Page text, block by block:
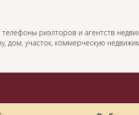
риэлторов и агентств
дом, участок, коммерческую